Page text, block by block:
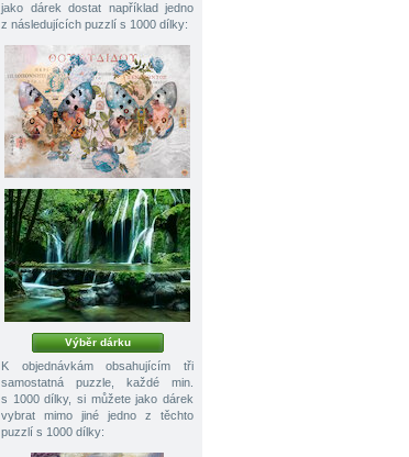
jako dárek dostat například jedno
z následujících puzzlí s 1000 dílky:
Výběr dárku
K objednávkám obsahujícím tři
samostatná puzzle, každé min.
s 1000 dílky, si můžete jako dárek
vybrat mimo jiné jedno z těchto
puzzlí s 1000 dílky: